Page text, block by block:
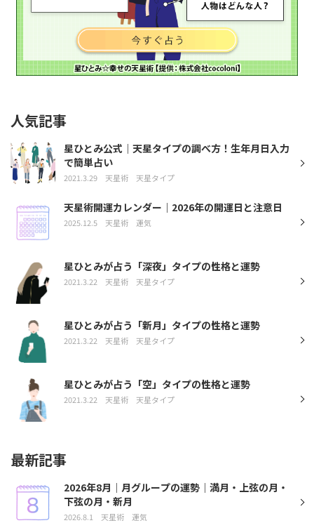
人気記事
星ひとみ公式｜天星タイプの調べ方！生年月日入力
で簡単占い
2021.3.29 天星術 天星タイプ
天星術開運カレンダー｜2026年の開運日と注意日
2025.12.5 天星術 運気
星ひとみが占う「深夜」タイプの性格と運勢
2021.3.22 天星術 天星タイプ
星ひとみが占う「新月」タイプの性格と運勢
2021.3.22 天星術 天星タイプ
星ひとみが占う「空」タイプの性格と運勢
2021.3.22 天星術 天星タイプ
最新記事
2026年8月｜月グループの運勢｜満月・上弦の月・
下弦の月・新月
2026.8.1 天星術 運気